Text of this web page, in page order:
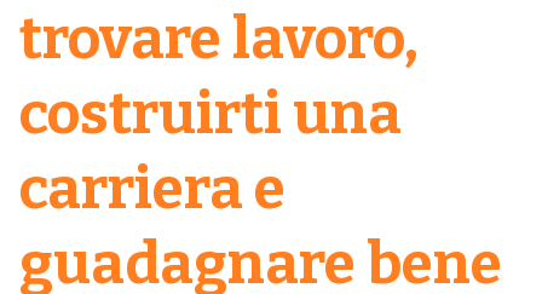
trovare lavoro,
costruirti una
carriera e
guadagnare bene